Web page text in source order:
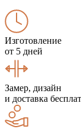
Изготовление
от 5 дней
Замер, дизайн
и доставка